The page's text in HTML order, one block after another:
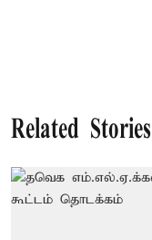
Related Stories